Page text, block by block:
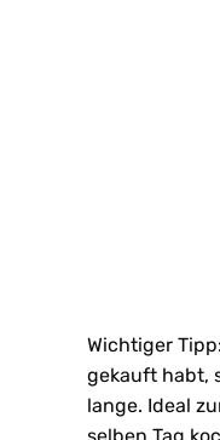
Wichtiger
gekauft habt,
lange. Ideal